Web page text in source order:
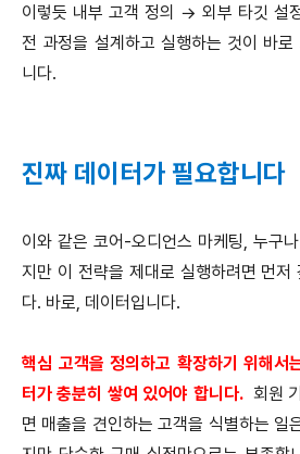
이렇듯 내부 고객 정의 → 외부 타깃 설
전 과정을 설계하고 실행하는 것이 바
니다.
진짜 데이터가 필요합니다
이와 같은 코어-오디언스 마케팅, 누구
지만 이 전략을 제대로 실행하려면 먼저
다. 바로, 데이터입니다.
핵심 고객을 정의하고 확장하기 위해서
터가 충분히 쌓여 있어야 합니다.회원
면 매출을 견인하는 고객을 식별하는 일